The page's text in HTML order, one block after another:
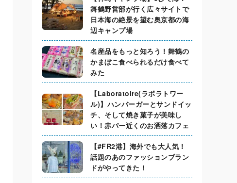
舞鶴野営部が行く広々サイトで
日本海の絶景を望む奥京都の海
辺キャンプ場
名産品をもっと知ろう！舞鶴の
かまぼこ食べられるだけ食べて
みた
【Laboratoire(ラボラトワー
ル)】ハンバーガーとサンドイッ
チ、そして焼き菓子が美味し
い！赤パー近くのお洒落カフェ
【#FR2港】海外でも大人気！
話題のあのファッションブラン
ドがやってきた！